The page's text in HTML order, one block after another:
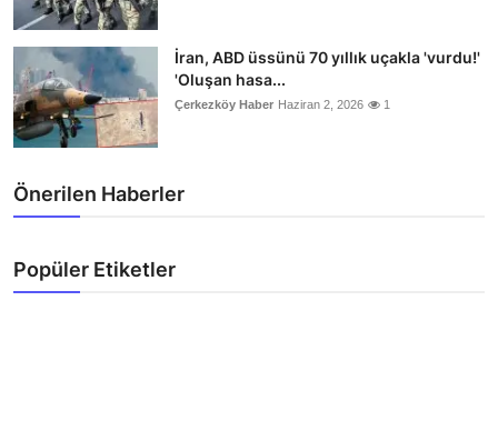
İran, ABD üssünü 70 yıllık uçakla 'vurdu!'
'Oluşan hasa...
Çerkezköy Haber Haziran 2, 2026 1
Önerilen Haberler
Popüler Etiketler